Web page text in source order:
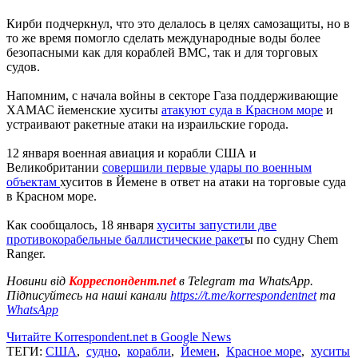
Кирби подчеркнул, что это делалось в целях самозащиты, но в
то же время помогло сделать международные воды более
безопасными как для кораблей ВМС, так и для торговых
судов.
Напомним, с начала войны в секторе Газа поддерживающие
ХАМАС йеменские хуситы атакуют суда в Красном море и
устраивают ракетные атаки на израильские города.
12 января военная авиация и корабли США и
Великобритании совершили первые удары по военным
объектам хуситов в Йемене в ответ на атаки на торговые суда
в Красном море.
Как сообщалось, 18 января хуситы запустили две
противокорабельные баллистические ракеты по судну Chem
Ranger.
Новини від Корреспондент.netв Telegram та WhatsApp.
Підписуйтесь на наші канали https://t.me/korrespondentnetта
WhatsApp
Читайте Korrespondent.net в Google News
ТЕГИ: США, судно, корабли, Йемен, Красное море, хуситы